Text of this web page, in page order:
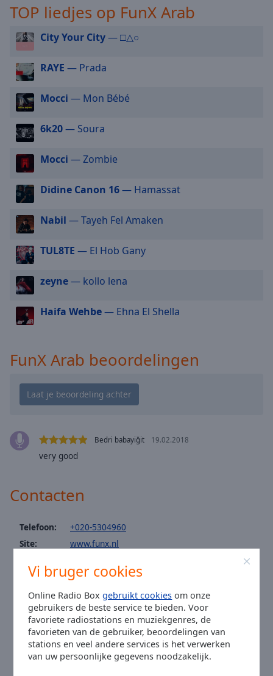
Vi bruger cookies
Online Radio Boxgebruikt cookies om onze
gebruikers de beste service te bieden. Voor
favoriete radiostations en muziekgenres, de
favorieten van de gebruiker, beoordelingen van
stations en veel andere services is het verwerken
van uw persoonlijke gegevens noodzakelijk.
modal
Beginning
dialog
window.
Escape
cancel
and
close
window.
Text
Color
Opacity
Text
Background
Color
Opacity
Caption
Area
Color
Family
TOP liedjes op FunX Arab
City Your City— □△○
RAYE — Prada
Mocci — Mon Bébé
6k20— Soura
Mocci — Zombie
Didine Canon 16— Hamassat
Nabil — Tayeh Fel Amaken
TUL8TE — El Hob Gany
zeyne— kollo lena
Haifa Wehbe— Ehna El Shella
FunX Arab beoordelingen
Bedri babayiğit 19.02.2018
very good
Contacten
Telefoon:
+020-5304960
Site:
www.funx.nl
Facebook:
@funxfm
Instagram: @funxfm
Youtube:
@funxfm
Tijd in Amsterdam:23:58,08.08.2026